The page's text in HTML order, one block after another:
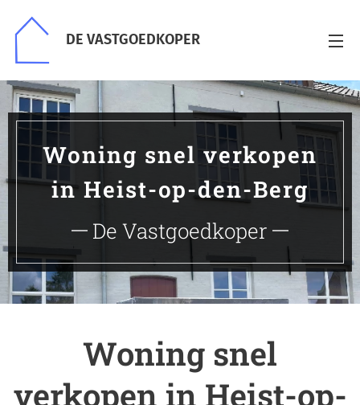
DE VASTGOEDKOPER
Woning snel verkopen
in Heist-op-den-Berg
De Vastgoedkoper
Woning snel
verkopen in Heist-op-